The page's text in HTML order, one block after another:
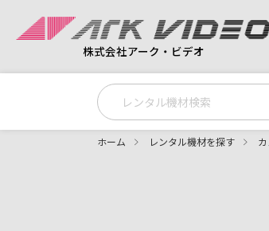
株式会社アーク・ビデオ
ホーム レンタル機材を探す